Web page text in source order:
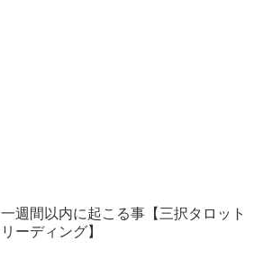
一週間以内に起こる事【三択タロット
リーディング】